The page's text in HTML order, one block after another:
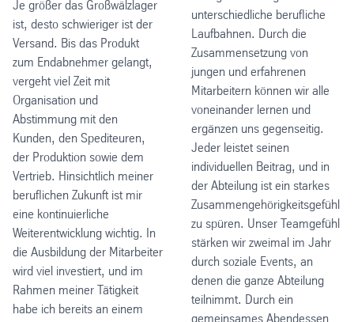
Je größer das Großwälzlager
ist, desto schwieriger ist der
Versand. Bis das Produkt
zum Endabnehmer gelangt,
vergeht viel Zeit mit
Organisation und
Abstimmung mit den
Kunden, den Spediteuren,
der Produktion sowie dem
Vertrieb. Hinsichtlich meiner
beruflichen Zukunft ist mir
eine kontinuierliche
Weiterentwicklung wichtig. In
die Ausbildung der Mitarbeiter
wird viel investiert, und im
Rahmen meiner Tätigkeit
habe ich bereits an einem
unterschiedliche berufliche
Laufbahnen. Durch die
Zusammensetzung von
jungen und erfahrenen
Mitarbeitern können wir alle
voneinander lernen und
ergänzen uns gegenseitig.
Jeder leistet seinen
individuellen Beitrag, und in
der Abteilung ist ein starkes
Zusammengehörigkeitsgefühl
zu spüren. Unser Teamgefühl
stärken wir zweimal im Jahr
durch soziale Events, an
denen die ganze Abteilung
teilnimmt. Durch ein
gemeinsames Abendessen